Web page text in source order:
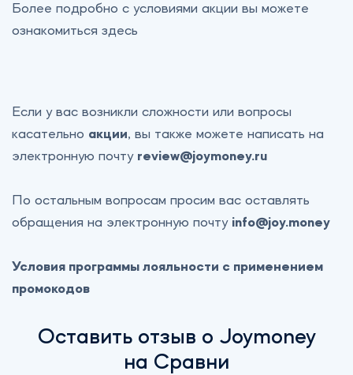
Более подробно с условиями акции вы можете
ознакомиться здесь
Если у вас возникли сложности или вопросы
касательно акции, вы также можете написать на
электронную почту review@joymoney.ru
По остальным вопросам просим вас оставлять
обращения на электронную почту info@joy.money
Условия программы лояльности с применением
промокодов
Оставить отзыв о Joymoney
на Сравни